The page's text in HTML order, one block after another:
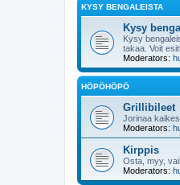
KYSY BENGALEISTA
Kysy
Kysy
takaa. Voit
Moderators:
HÖPÖHÖPÖ
Grillibileet
Jorinaa
Moderators:
Kirppis
Osta, myy,
Moderators: